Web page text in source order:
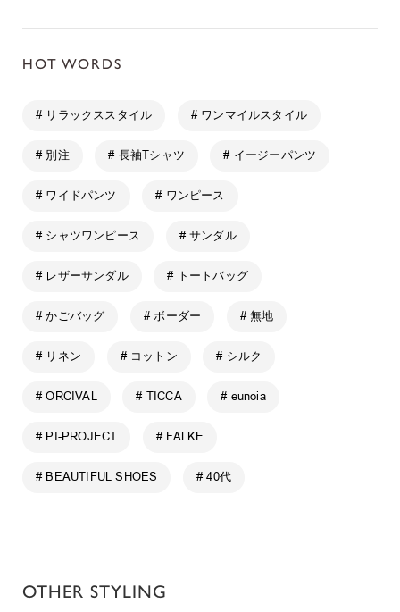
HOT WORDS
# リラックススタイル # ワンマイルスタイル
# 別注 # 長袖Tシャツ # イージーパンツ
# ワイドパンツ # ワンピース
# シャツワンピース # サンダル
# レザーサンダル # トートバッグ
# かごバッグ # ボーダー # 無地
# リネン # コットン # シルク
# ORCIVAL # TICCA # eunoia
# PI-PROJECT # FALKE
# BEAUTIFUL SHOES # 40代
OTHER STYLING